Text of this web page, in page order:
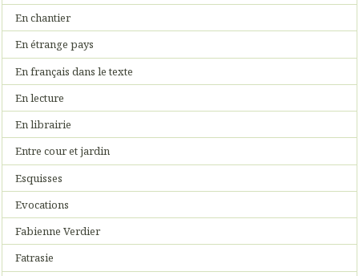
En chantier
En étrange pays
En français dans le texte
En lecture
En librairie
Entre cour et jardin
Esquisses
Evocations
Fabienne Verdier
Fatrasie